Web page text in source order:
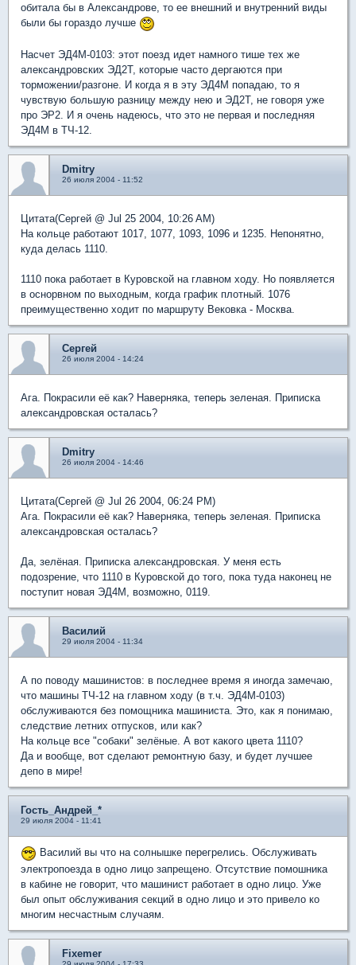
обитала бы в Александрове, то ее внешний и внутренний виды
были бы гораздо лучше
Насчет ЭД4М-0103: этот поезд идет намного тише тех же
александровских ЭД2Т, которые часто дергаются при
торможении/разгоне. И когда я в эту ЭД4М попадаю, то я
чувствую большую разницу между нею и ЭД2Т, не говоря уже
про ЭР2. И я очень надеюсь, что это не первая и последняя
ЭД4М в ТЧ-12.
Dmitry
26 июля 2004 - 11:52
Цитата(Сергей @ Jul 25 2004, 10:26 AM)
На кольце работают 1017, 1077, 1093, 1096 и 1235. Непонятно,
куда делась 1110.
1110 пока работает в Куровской на главном ходу. Но появляется
в оснорвном по выходным, когда график плотный. 1076
преимущественно ходит по маршруту Вековка - Москва.
Сергей
26 июля 2004 - 14:24
Ага. Покрасили её как? Наверняка, теперь зеленая. Приписка
александровская осталась?
Dmitry
26 июля 2004 - 14:46
Цитата(Сергей @ Jul 26 2004, 06:24 PM)
Ага. Покрасили её как? Наверняка, теперь зеленая. Приписка
александровская осталась?
Да, зелёная. Приписка александровская. У меня есть
подозрение, что 1110 в Куровской до того, пока туда наконец не
поступит новая ЭД4М, возможно, 0119.
Василий
29 июля 2004 - 11:34
А по поводу машинистов: в последнее время я иногда замечаю,
что машины ТЧ-12 на главном ходу (в т.ч. ЭД4М-0103)
обслуживаются без помощника машиниста. Это, как я понимаю,
следствие летних отпусков, или как?
На кольце все "собаки" зелёные. А вот какого цвета 1110?
Да и вообще, вот сделают ремонтную базу, и будет лучшее
депо в мире!
Гость_Андрей_*
29 июля 2004 - 11:41
Василий вы что на солнышке перегрелись. Обслуживать
электропоезда в одно лицо запрещено. Отсутствие помошника
в кабине не говорит, что машинист работает в одно лицо. Уже
был опыт обслуживания секций в одно лицо и это привело ко
многим несчастным случаям.
Fixemer